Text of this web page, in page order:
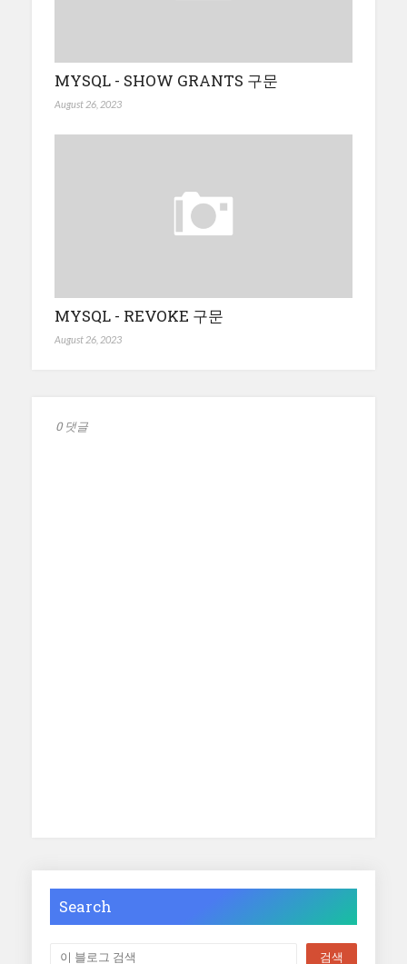
MYSQL - SHOW GRANTS 구문
August 26, 2023
MYSQL - REVOKE 구문
August 26, 2023
0 댓글
Search